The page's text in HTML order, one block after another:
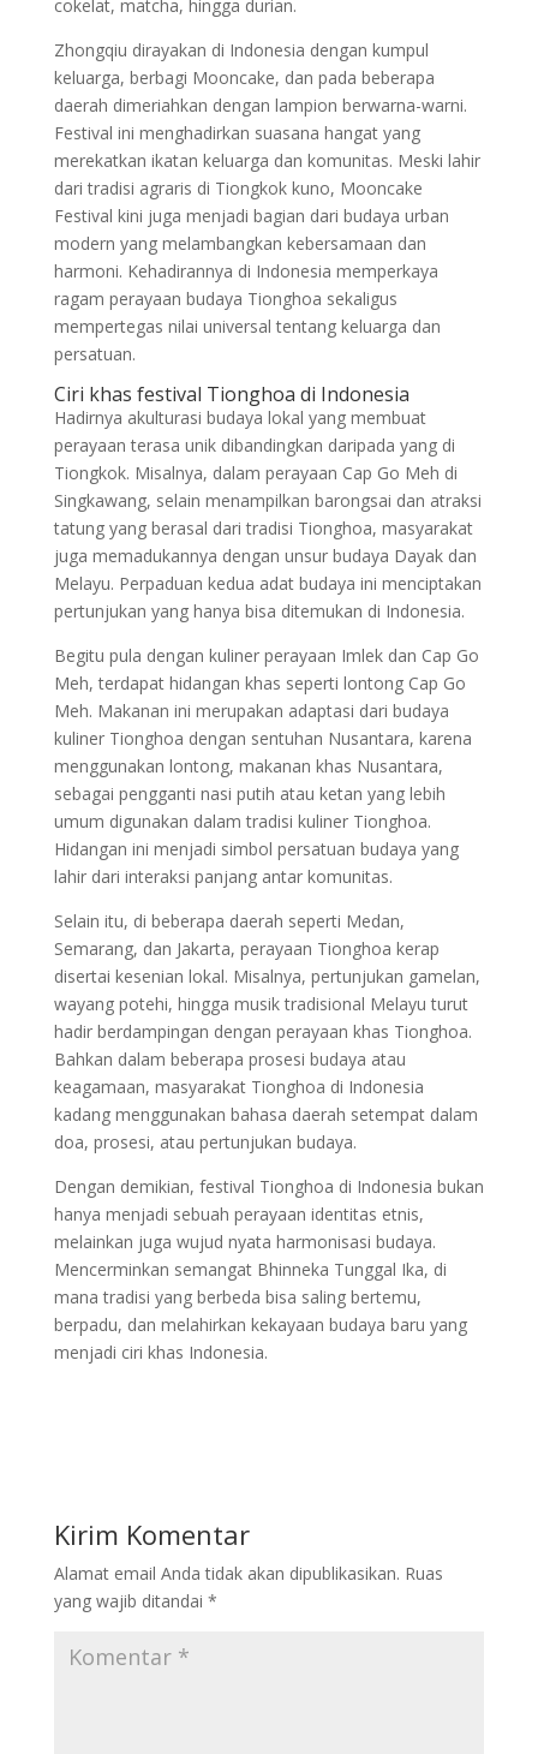
cokelat, matcha, hingga durian.
Zhongqiu dirayakan di Indonesia dengan kumpul
keluarga, berbagi Mooncake, dan pada beberapa
daerah dimeriahkan dengan lampion berwarna-warni.
Festival ini menghadirkan suasana hangat yang
merekatkan ikatan keluarga dan komunitas. Meski lahir
dari tradisi agraris di Tiongkok kuno, Mooncake
Festival kini juga menjadi bagian dari budaya urban
modern yang melambangkan kebersamaan dan
harmoni. Kehadirannya di Indonesia memperkaya
ragam perayaan budaya Tionghoa sekaligus
mempertegas nilai universal tentang keluarga dan
persatuan.
Ciri khas festival Tionghoa di Indonesia
Hadirnya akulturasi budaya lokal yang membuat
perayaan terasa unik dibandingkan daripada yang di
Tiongkok. Misalnya, dalam perayaan Cap Go Meh di
Singkawang, selain menampilkan barongsai dan atraksi
tatung yang berasal dari tradisi Tionghoa, masyarakat
juga memadukannya dengan unsur budaya Dayak dan
Melayu. Perpaduan kedua adat budaya ini menciptakan
pertunjukan yang hanya bisa ditemukan di Indonesia.
Begitu pula dengan kuliner perayaan Imlek dan Cap Go
Meh, terdapat hidangan khas seperti lontong Cap Go
Meh. Makanan ini merupakan adaptasi dari budaya
kuliner Tionghoa dengan sentuhan Nusantara, karena
menggunakan lontong, makanan khas Nusantara,
sebagai pengganti nasi putih atau ketan yang lebih
umum digunakan dalam tradisi kuliner Tionghoa.
Hidangan ini menjadi simbol persatuan budaya yang
lahir dari interaksi panjang antar komunitas.
Selain itu, di beberapa daerah seperti Medan,
Semarang, dan Jakarta, perayaan Tionghoa kerap
disertai kesenian lokal. Misalnya, pertunjukan gamelan,
wayang potehi, hingga musik tradisional Melayu turut
hadir berdampingan dengan perayaan khas Tionghoa.
Bahkan dalam beberapa prosesi budaya atau
keagamaan, masyarakat Tionghoa di Indonesia
kadang menggunakan bahasa daerah setempat dalam
doa, prosesi, atau pertunjukan budaya.
Dengan demikian, festival Tionghoa di Indonesia bukan
hanya menjadi sebuah perayaan identitas etnis,
melainkan juga wujud nyata harmonisasi budaya.
Mencerminkan semangat Bhinneka Tunggal Ika, di
mana tradisi yang berbeda bisa saling bertemu,
berpadu, dan melahirkan kekayaan budaya baru yang
menjadi ciri khas Indonesia.
Kirim Komentar
Alamat email Anda tidak akan dipublikasikan. Ruas
yang wajib ditandai *